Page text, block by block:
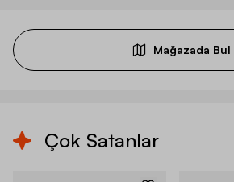
Mağazada Bul
Çok Satanlar